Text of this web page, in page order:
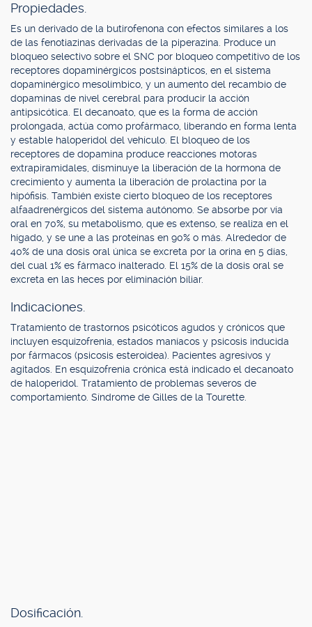
Propiedades.
Es un derivado de la butirofenona con efectos similares a los
de las fenotiazinas derivadas de la piperazina. Produce un
bloqueo selectivo sobre el SNC por bloqueo competitivo de los
receptores dopaminérgicos postsinápticos, en el sistema
dopaminérgico mesolímbico, y un aumento del recambio de
dopaminas de nivel cerebral para producir la acción
antipsicótica. El decanoato, que es la forma de acción
prolongada, actúa como profármaco, liberando en forma lenta
y estable haloperidol del vehículo. El bloqueo de los
receptores de dopamina produce reacciones motoras
extrapiramidales, disminuye la liberación de la hormona de
crecimiento y aumenta la liberación de prolactina por la
hipófisis. También existe cierto bloqueo de los receptores
alfaadrenérgicos del sistema autónomo. Se absorbe por vía
oral en 70%, su metabolismo, que es extenso, se realiza en el
hígado, y se une a las proteínas en 90% o más. Alrededor de
40% de una dosis oral única se excreta por la orina en 5 días,
del cual 1% es fármaco inalterado. El 15% de la dosis oral se
excreta en las heces por eliminación biliar.
Indicaciones.
Tratamiento de trastornos psicóticos agudos y crónicos que
incluyen esquizofrenia, estados maníacos y psicosis inducida
por fármacos (psicosis esteroidea). Pacientes agresivos y
agitados. En esquizofrenia crónica está indicado el decanoato
de haloperidol. Tratamiento de problemas severos de
comportamiento. Síndrome de Gilles de la Tourette.
Dosificación.